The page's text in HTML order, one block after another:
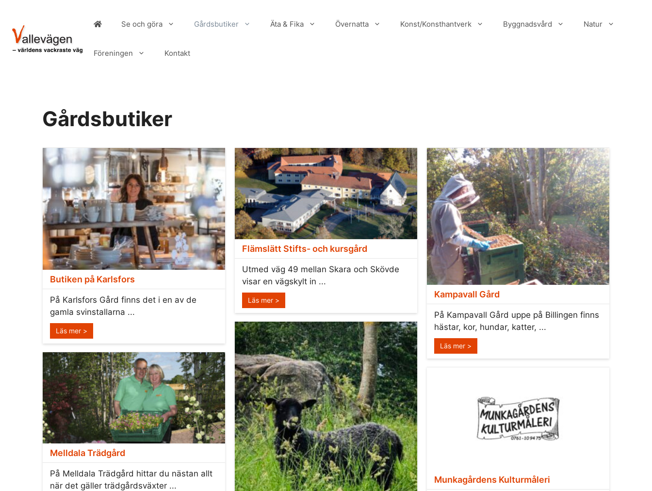
innehåll
Se och göra Gårdsbutiker Äta & Fika Övernatta Konst/Konsthantverk Byggnadsvård Natur
Föreningen Kontakt
Gårdsbutiker
Butiken på Karlsfors
På Karlsfors Gård finns det i en av de
gamla svinstallarna ...
Läs mer >
Flämslätt Stifts- och kursgård
Utmed väg 49 mellan Skara och Skövde
visar en vägskylt in ...
Läs mer >
Kampavall Gård
På Kampavall Gård uppe på Billingen finns
hästar, kor, hundar, katter, ...
Läs mer >
Melldala Trädgård
På Melldala Trädgård hittar du nästan allt
när det gäller trädgårdsväxter ...
Munkagårdens Kulturmåleri